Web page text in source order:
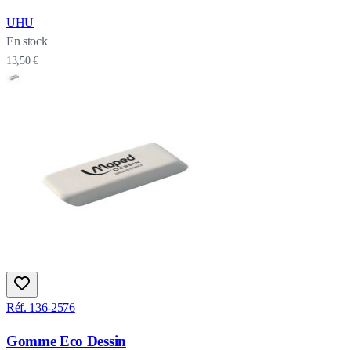
UHU
En stock
13,50 €
Réf. 136-2576
Gomme Eco Dessin